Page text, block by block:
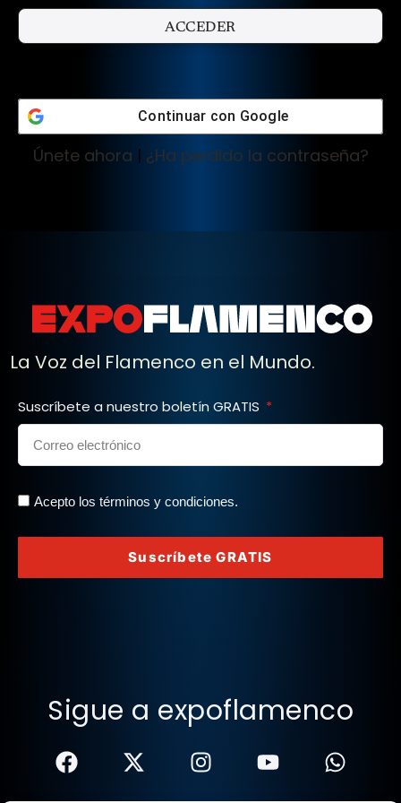
Continuar con Google
Únete ahora | ¿Ha perdido la contraseña?
La Voz del Flamenco en el Mundo.
Suscríbete a nuestro boletín GRATIS
Acepto los términos y condiciones.
Suscríbete GRATIS
Sigue a expoflamenco